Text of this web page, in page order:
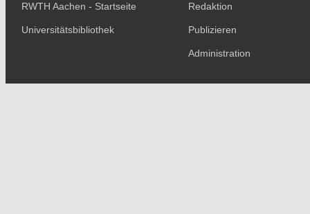
RWTH Aachen - Startseite
Universitätsbibliothek
Redaktion
Publizieren
Administration